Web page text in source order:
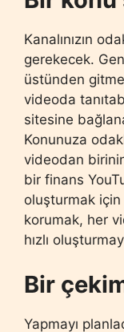
Kanalınızın
gerekecek.
üstünden
videoda
sitesine
Konunuza
videodan
bir finans
oluşturmak için
korumak, her
hızlı
Bir
Yapmayı